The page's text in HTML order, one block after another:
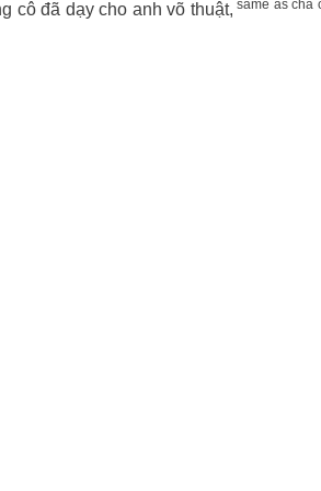
cô đã dạy cho anh võ thuật, same as cha